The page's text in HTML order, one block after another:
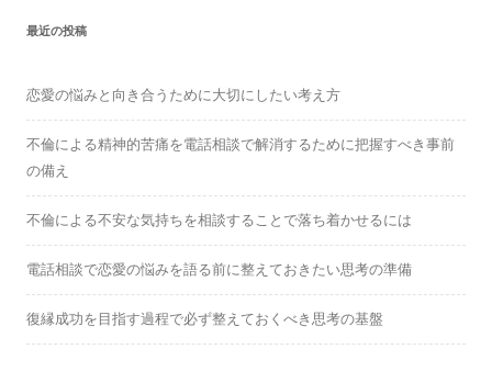
f
o
最近の投稿
恋愛の悩みと向き合うために大切にしたい考え方
不倫による精神的苦痛を電話相談で解消するために把握すべき事前
の備え
不倫による不安な気持ちを相談することで落ち着かせるには
電話相談で恋愛の悩みを語る前に整えておきたい思考の準備
復縁成功を目指す過程で必ず整えておくべき思考の基盤